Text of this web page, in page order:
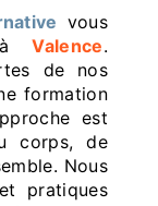
vous
àValence.
de nos
formation
est
corps, de
Nous
pratiques